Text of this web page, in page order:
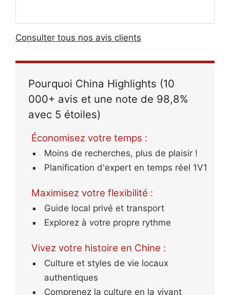
connaissances sur cette
ville. Nous avons également
chinoise et les baquettes !
merveilleux séjour à Beijing.
Merci à Jacqueline de China
Highlights qui nous a
concocté ce voyage de 15
jours à travers la Chine. Je
recommande cette agence
pour sa réactivité et la
qualité des visites de
restaurants.
sites de la
Consulter tous nos avis clients
Pourquoi China Highlights (10
000+ avis et une note de 98,8%
avec 5 étoiles)
Économisez votre temps :
Moins de recherches, plus de plaisir !
Planification d'expert en temps réel 1V1
Maximisez votre flexibilité :
Guide local privé et transport
Explorez à votre propre rythme
Vivez votre histoire en Chine :
Culture et styles de vie locaux
authentiques
Comprenez la culture en la vivant